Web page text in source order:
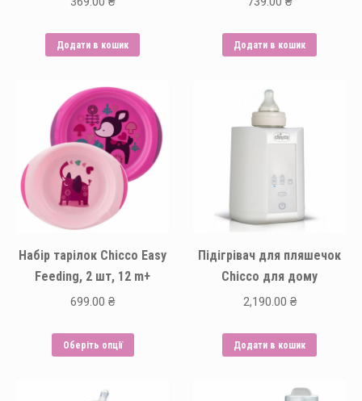
Додати в кошик Додати в кошик
Набір тарілок Chicco Easy
Feeding, 2 шт, 12 m+
699.00 ₴
Оберіть опції
Підігрівач для пляшечок
Chicco для дому
2,190.00 ₴
Додати в кошик